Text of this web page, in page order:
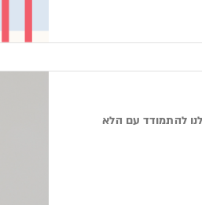
להתמודד עם הלא